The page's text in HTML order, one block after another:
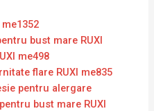
bust mare RUXI
me498
flare RUXI me835
pentru alergare
bust mare RUXI